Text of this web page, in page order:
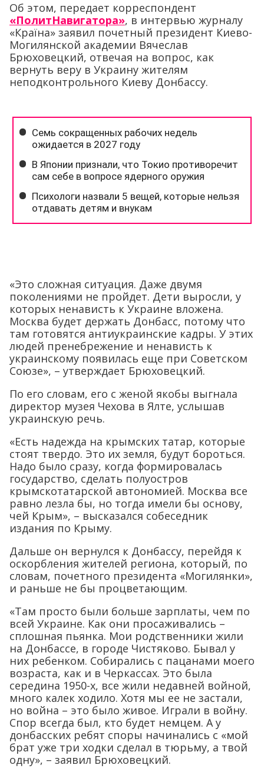
Об этом, передает корреспондент
«ПолитНавигатора», в интервью журналу
«Країна» заявил почетный президент Киево-
Могилянской академии Вячеслав
Брюховецкий, отвечая на вопрос, как
вернуть веру в Украину жителям
неподконтрольного Киеву Донбассу.
«Это сложная ситуация. Даже двумя
поколениями не пройдет. Дети выросли, у
которых ненависть к Украине вложена.
Москва будет держать Донбасс, потому что
там готовятся антиукраинские кадры. У этих
людей пренебрежение и ненависть к
украинскому появилась еще при Советском
Союзе», – утверждает Брюховецкий.
По его словам, его с женой якобы выгнала
директор музея Чехова в Ялте, услышав
украинскую речь.
«Есть надежда на крымских татар, которые
стоят твердо. Это их земля, будут бороться.
Надо было сразу, когда формировалась
государство, сделать полуостров
крымскотатарской автономией. Москва все
равно лезла бы, но тогда имели бы основу,
чей Крым», – высказался собеседник
издания по Крыму.
Дальше он вернулся к Донбассу, перейдя к
оскорбления жителей региона, который, по
словам, почетного президента «Могилянки»,
и раньше не бы процветающим.
«Там просто были больше зарплаты, чем по
всей Украине. Как они просаживались –
сплошная пьянка. Мои родственники жили
на Донбассе, в городе Чистяково. Бывал у
них ребенком. Собирались с пацанами моего
возраста, как и в Черкассах. Это была
середина 1950-х, все жили недавней войной,
много калек ходило. Хотя мы ее не застали,
но война – это было живое. Играли в войну.
Спор всегда был, кто будет немцем. А у
донбасских ребят споры начинались с «мой
брат уже три ходки сделал в тюрьму, а твой
одну», – заявил Брюховецкий.